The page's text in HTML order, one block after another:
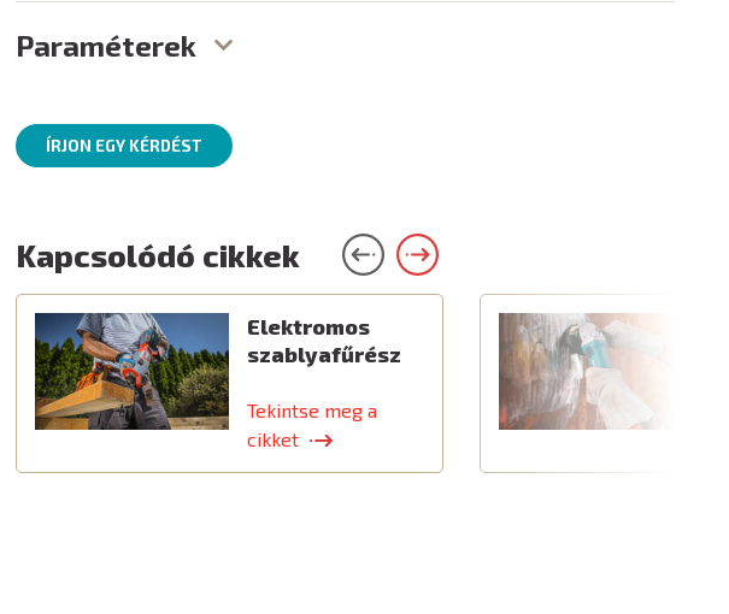
Paraméterek
ÍRJON EGY KÉRDÉST
Kapcsolódó cikkek
Elektromos
szablyafűrész
Tekintse meg a
cikket